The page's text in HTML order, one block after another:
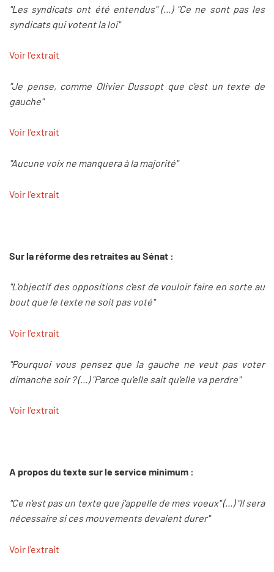
"Les syndicats ont été entendus" (...) "Ce ne sont pas les
syndicats qui votent la loi"
Voir l'extrait
"Je pense, comme Olivier Dussopt que c'est un texte de
gauche"
Voir l'extrait
"Aucune voix ne manquera à la majorité"
Voir l'extrait
Sur la réforme des retraites au Sénat :
"L'objectif des oppositions c'est de vouloir faire en sorte au
bout que le texte ne soit pas voté"
Voir l'extrait
"Pourquoi vous pensez que la gauche ne veut pas voter
dimanche soir ? (...) "Parce qu'elle sait qu'elle va perdre"
Voir l'extrait
A propos du texte sur le service minimum :
"Ce n'est pas un texte que j'appelle de mes voeux" (...) "Il sera
nécessaire si ces mouvements devaient durer"
Voir l'extrait